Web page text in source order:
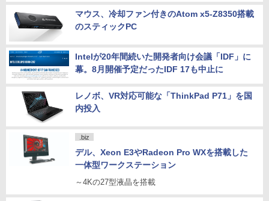
マウス、冷却ファン付きのAtom x5-Z8350搭載
のスティックPC
Intelが20年間続いた開発者向け会議「IDF」に
幕。8月開催予定だったIDF 17も中止に
レノボ、VR対応可能な「ThinkPad P71」を国
内投入
.biz
デル、Xeon E3やRadeon Pro WXを搭載した
一体型ワークステーション
～4Kの27型液晶を搭載